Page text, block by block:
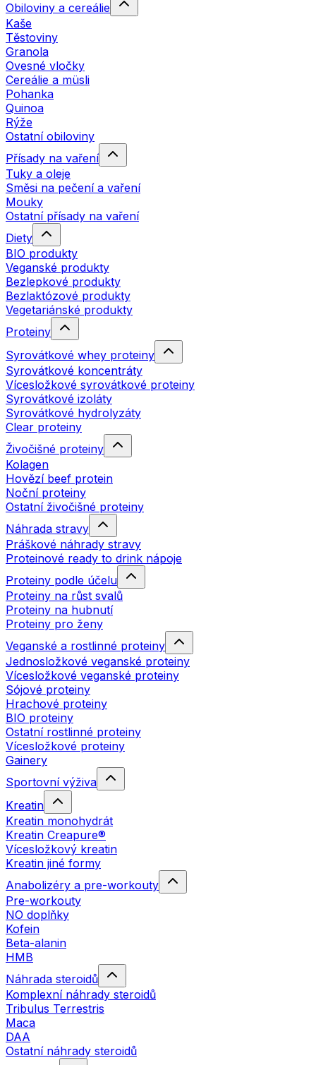
Obiloviny a cereálie
Kaše
Těstoviny
Granola
Ovesné vločky
Cereálie a müsli
Pohanka
Quinoa
Rýže
Ostatní obiloviny
Přísady na vaření
Tuky a oleje
Směsi na pečení a vaření
Mouky
Ostatní přísady na vaření
Diety
BIO produkty
Veganské produkty
Bezlepkové produkty
Bezlaktózové produkty
Vegetariánské produkty
Proteiny
Syrovátkové whey proteiny
Syrovátkové koncentráty
Vícesložkové syrovátkové proteiny
Syrovátkové izoláty
Syrovátkové hydrolyzáty
Clear proteiny
Živočišné proteiny
Kolagen
Hovězí beef protein
Noční proteiny
Ostatní živočišné proteiny
Náhrada stravy
Práškové náhrady stravy
Proteinové ready to drink nápoje
Proteiny podle účelu
Proteiny na růst svalů
Proteiny na hubnutí
Proteiny pro ženy
Veganské a rostlinné proteiny
Jednosložkové veganské proteiny
Vícesložkové veganské proteiny
Sójové proteiny
Hrachové proteiny
BIO proteiny
Ostatní rostlinné proteiny
Vícesložkové proteiny
Gainery
Sportovní výživa
Kreatin
Kreatin monohydrát
Kreatin Creapure®
Vícesložkový kreatin
Kreatin jiné formy
Anabolizéry a pre-workouty
Pre-workouty
NO doplňky
Kofein
Beta-alanin
HMB
Náhrada steroidů
Komplexní náhrady steroidů
Tribulus Terrestris
Maca
DAA
Ostatní náhrady steroidů